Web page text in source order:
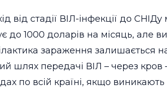
від стадії ВІЛ-інфекції до
до 1000 доларів на місяць, але
зараження залишається
шлях передачі ВІЛ – через кров
по всій країні, якщо